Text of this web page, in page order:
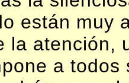
están muy
la atención,
a